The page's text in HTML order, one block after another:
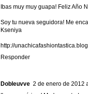
Ibas muy muy guapa! Feliz Año
Soy tu nueva seguidora! Me
Kseniya
http://
Responder
Dobleuvve 2 de enero de 2012